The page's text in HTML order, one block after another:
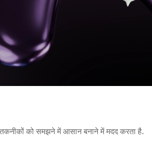
तकनीकों को समझने में आसान बनाने में मदद करता है.